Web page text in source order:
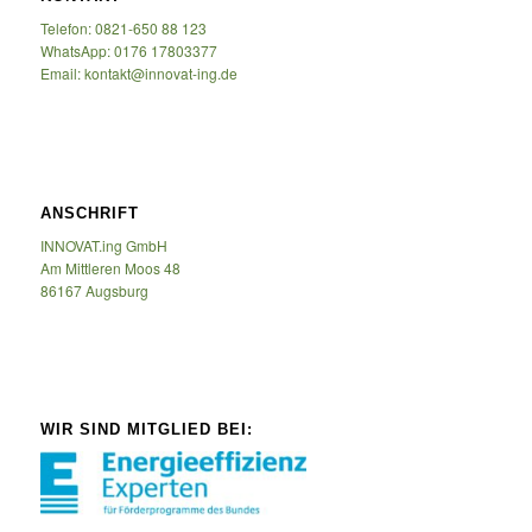
Telefon: 0821-650 88 123
WhatsApp: 0176 17803377
Email: kontakt@innovat-ing.de
ANSCHRIFT
INNOVAT.ing GmbH
Am Mittleren Moos 48
86167 Augsburg
WIR SIND MITGLIED BEI: